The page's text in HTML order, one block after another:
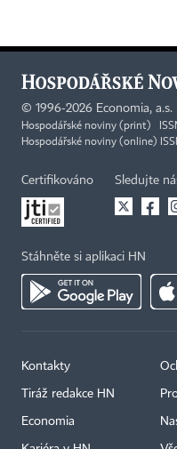
© 1996-2026 Economia, a.s.
Hospodářské noviny (print)
Hospodářské noviny (online)
Certifikováno Sledujte
Stáhněte si aplikaci HN
Kontakty
Tiráž redakce HN
Economia